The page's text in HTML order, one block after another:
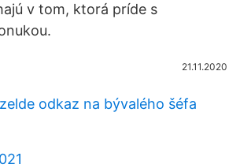
v tom, ktorá príde s
21.11.2020
odkaz na bývalého šéfa